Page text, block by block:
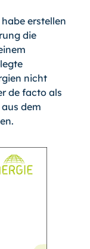
erstellen
die
nicht
de facto als
dem